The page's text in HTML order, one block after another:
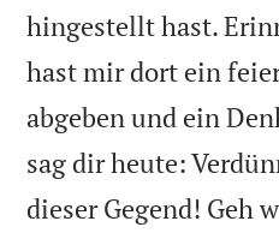
hingestellt hast.
hast mir dort ein
abgeben und ein
sag dir heute:
dieser Gegend! Geh